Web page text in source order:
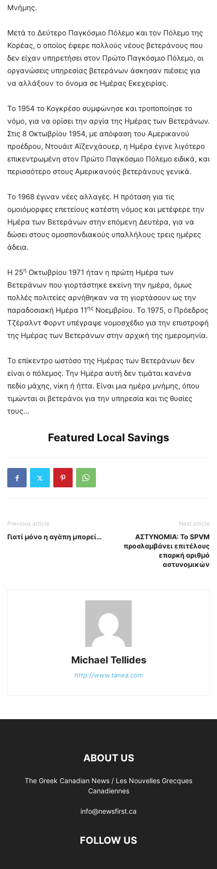
Μνήμης.
Μετά το Δεύτερο Παγκόσμιο Πόλεμο και τον Πόλεμο της
Κορέας, ο οποίος έφερε πολλούς νέους βετεράνους που
δεν είχαν υπηρετήσει στον Πρώτο Παγκόσμιο Πόλεμο, οι
οργανώσεις υπηρεσίας βετεράνων άσκησαν πιέσεις για
να αλλάξουν το όνομα σε Ημέρας Εκεχειρίας.
Το 1954 το Κογκρέσο συμφώνησε και τροποποίησε το
νόμο, για να ορίσει την αργία της Ημέρας των Βετεράνων.
Στις 8 Οκτωβρίου 1954, με απόφαση του Αμερικανού
προέδρου, Ντουάιτ Αϊζενχάουερ, η Ημέρα έγινε λιγότερο
επικεντρωμένη στον Πρώτο Παγκόσμιο Πόλεμο ειδικά, και
περισσότερο στους Αμερικανούς βετεράνους γενικά.
Το 1968 έγιναν νέες αλλαγές. Η πρόταση για τις
ομοιόμορφες επετείους κατέστη νόμος και μετέφερε την
Ημέρα των Βετεράνων στην επόμενη Δευτέρα, για να
δώσει στους ομοσπονδιακούς υπαλλήλους τρεις ημέρες
άδεια.
Η 25η Οκτωβρίου 1971 ήταν η πρώτη Ημέρα των
Βετεράνων που γιορτάστηκε εκείνη την ημέρα, όμως
πολλές πολιτείες αρνήθηκαν να τη γιορτάσουν ως την
παραδοσιακή Ημέρα 11ης Νοεμβρίου. Το 1975, ο Πρόεδρος
Τζέραλντ Φορντ υπέγραψε νομοσχέδιο για την επιστροφή
της Ημέρας των Βετεράνων στην αρχική της ημερομηνία.
Το επίκεντρο ωστόσο της Ημέρας των Βετεράνων δεν
είναι ο πόλεμος. Την Ημέρα αυτή δεν τιμάται κανένα
πεδίο μάχης, νίκη ή ήττα. Είναι μια ημέρα μνήμης, όπου
τιμώνται οι βετεράνοι για την υπηρεσία και τις θυσίες
τους…
Featured Local Savings
Previous article
Γιατί μόνο η αγάπη μπορεί…
Next article
ΑΣΤΥΝΟΜΙΑ: Το SPVM
προσλαμβάνει επιτέλους
επαρκή αριθμό
αστυνομικών
Michael Tellides
http://www.tanea.com
ABOUT US
The Greek Canadian News / Les Nouvelles Grecques
Canadiennes
info@newsfirst.ca
FOLLOW US